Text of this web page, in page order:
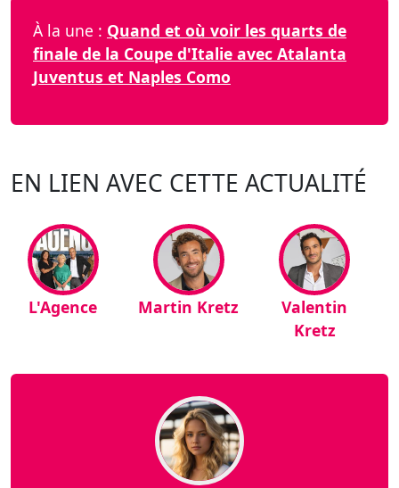
À la une : Quand et où voir les quarts de
finale de la Coupe d'Italie avec Atalanta
Juventus et Naples Como
EN LIEN AVEC CETTE ACTUALITÉ
L'Agence Martin Kretz
Valentin
Kretz